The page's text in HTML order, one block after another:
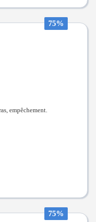
75%
empêchement.
75%